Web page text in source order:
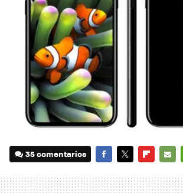
35 comentarios
MAIL